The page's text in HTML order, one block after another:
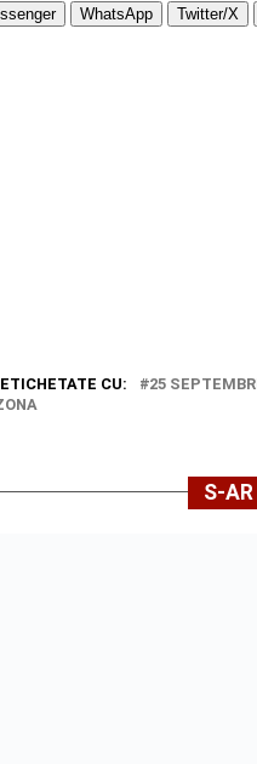
WhatsApp Twitter/X
CU: 25
S-